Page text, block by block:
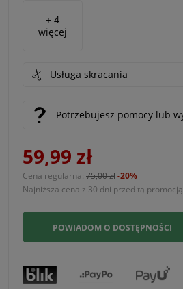
+ 4
więcej
Usługa skracania
Potrzebujesz pomocy lub
59,99 zł
Cena regularna: 75,00 zł-20%
Najniższa cena z 30 dni przed tą
POWIADOM O DOSTĘPNOŚCI